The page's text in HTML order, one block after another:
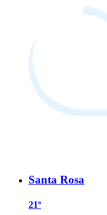
Santa Rosa
21º